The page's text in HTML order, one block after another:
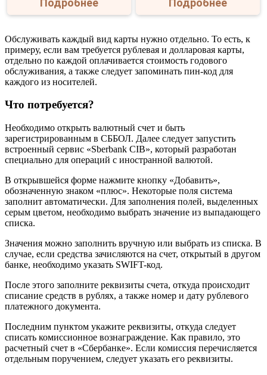
Обслуживать каждый вид карты нужно отдельно. То есть, к
примеру, если вам требуется рублевая и долларовая карты,
отдельно по каждой оплачивается стоимость годового
обслуживания, а также следует запоминать пин-код для
каждого из носителей.
Что потребуется?
Необходимо открыть валютный счет и быть
зарегистрированным в СББОЛ. Далее следует запустить
встроенный сервис «Sberbank CIB», который разработан
специально для операций с иностранной валютой.
В открывшейся форме нажмите кнопку «Добавить»,
обозначенную знаком «плюс». Некоторые поля система
заполнит автоматически. Для заполнения полей, выделенных
серым цветом, необходимо выбрать значение из выпадающего
списка.
Значения можно заполнить вручную или выбрать из списка. В
случае, если средства зачисляются на счет, открытый в другом
банке, необходимо указать SWIFT-код.
После этого заполните реквизиты счета, откуда происходит
списание средств в рублях, а также номер и дату рублевого
платежного документа.
Последним пунктом укажите реквизиты, откуда следует
списать комиссионное вознаграждение. Как правило, это
расчетный счет в «Сбербанке». Если комиссия перечисляется
отдельным поручением, следует указать его реквизиты.